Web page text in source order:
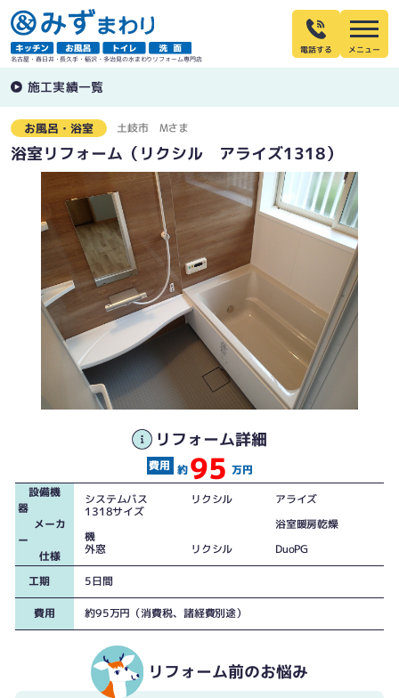
名古屋・春日井・長久手・稲沢・多治見の水まわりリフォーム専門店
電話する
施工実績一覧
お風呂・浴室 土岐市 Mさま
浴室リフォーム（リクシル アライズ1318）
リフォーム詳細
約 95 万円
設備機
器
メーカ
ー
仕様
システムバス リクシル アライズ
1318サイズ
浴室暖房乾燥
機
外窓 リクシル DuoPG
工期 5日間
費用 約95万円（消費税、諸経費別途）
リフォーム前のお悩み
工事前の空間寸法をほぼ維持